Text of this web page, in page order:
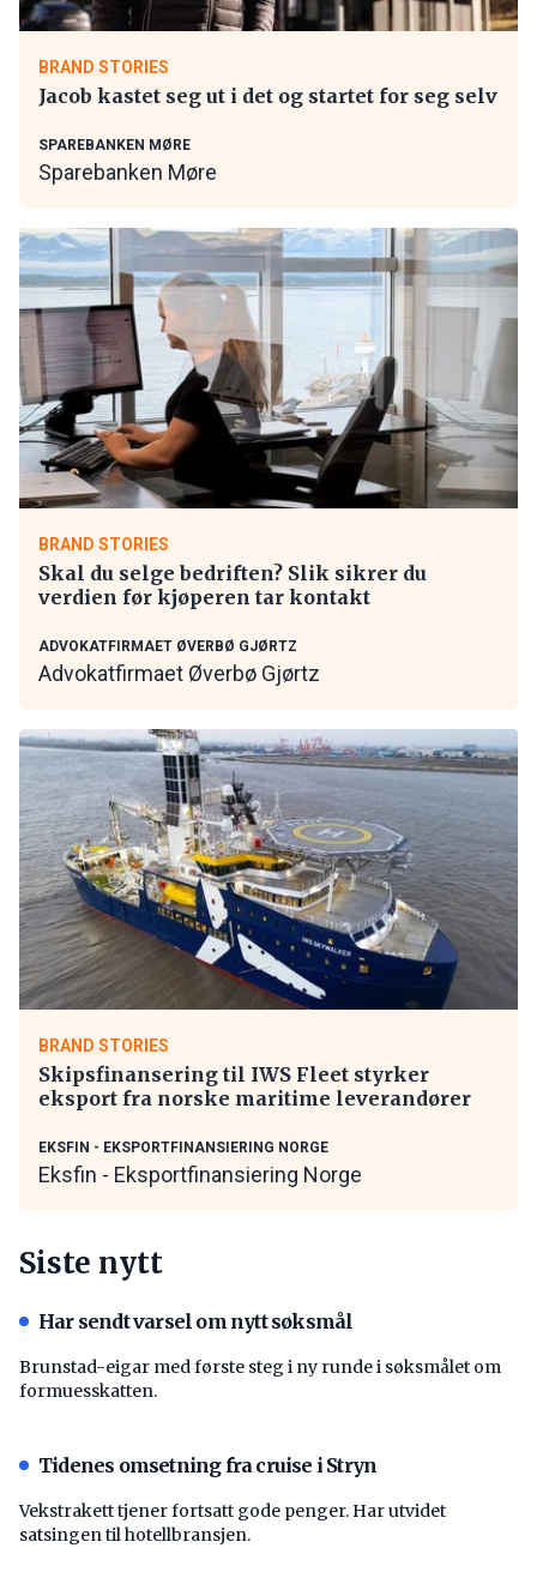
BRAND STORIES
Jacob kastet seg ut i det og startet for seg selv
SPAREBANKEN MØRE
Sparebanken Møre
BRAND STORIES
Skal du selge bedriften? Slik sikrer du
verdien før kjøperen tar kontakt
ADVOKATFIRMAET ØVERBØ GJØRTZ
Advokatfirmaet Øverbø Gjørtz
BRAND STORIES
Skipsfinansering til IWS Fleet styrker
eksport fra norske maritime leverandører
EKSFIN - EKSPORTFINANSIERING NORGE
Eksfin - Eksportfinansiering Norge
Siste nytt
Har sendt varsel om nytt søksmål
Brunstad-eigar med første steg i ny runde i søksmålet om
formuesskatten.
Tidenes omsetning fra cruise i Stryn
Vekstrakett tjener fortsatt gode penger. Har utvidet
satsingen til hotellbransjen.